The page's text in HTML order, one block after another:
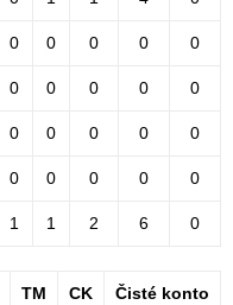
0 0 0 0 0
0 0 0 0 0
0 0 0 0 0
0 0 0 0 0
1 1 2 6 0
TM CK Čisté konto